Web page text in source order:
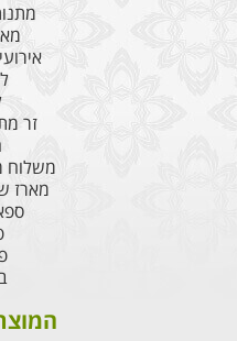
זר
משלוח
מארז